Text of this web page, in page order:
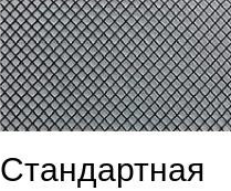
Стандартная